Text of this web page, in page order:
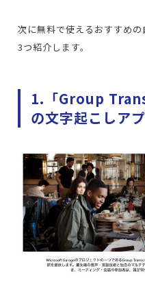
次に無料で使えるおすすめ
3つ紹介します。
1.「Group
の文字起こしア